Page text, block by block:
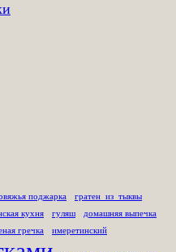
поджарка
гратен_из_тыквы
кухня гуляш
домашняя выпечка
гречка имеретинский